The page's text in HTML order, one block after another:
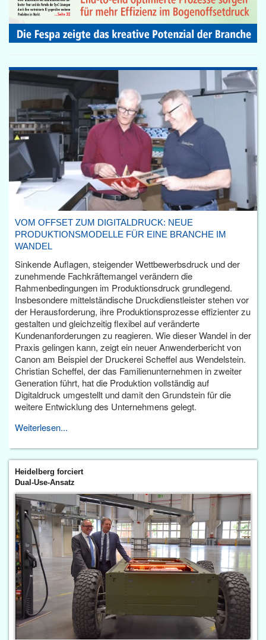
VOM OFFSET ZUM DIGITALDRUCK: NEUE
PRODUKTIONSMODELLE FÜR EINE BRANCHE IM
WANDEL
Sinkende Auflagen, steigender Wettbewerbsdruck und der
zunehmende Fachkräftemangel verändern die
Rahmenbedingungen im Produktionsdruck grundlegend.
Insbesondere mittelständische Druckdienstleister stehen vor
der Herausforderung, ihre Produktionsprozesse effizienter zu
gestalten und gleichzeitig flexibel auf veränderte
Kundenanforderungen zu reagieren. Wie dieser Wandel in der
Praxis gelingen kann, zeigt ein neuer Anwenderbericht von
Canon am Beispiel der Druckerei Scheffel aus Wendelstein.
Christian Scheffel, der das Familienunternehmen in zweiter
Generation führt, hat die Produktion vollständig auf
Digitaldruck umgestellt und damit den Grundstein für die
weitere Entwicklung des Unternehmens gelegt.
Weiterlesen...
Heidelberg forciert
Dual-Use-Ansatz